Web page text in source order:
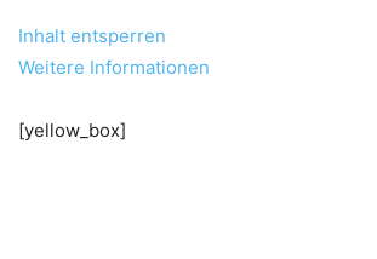
Inhalt entsperren
Weitere Informationen
[yellow_box]